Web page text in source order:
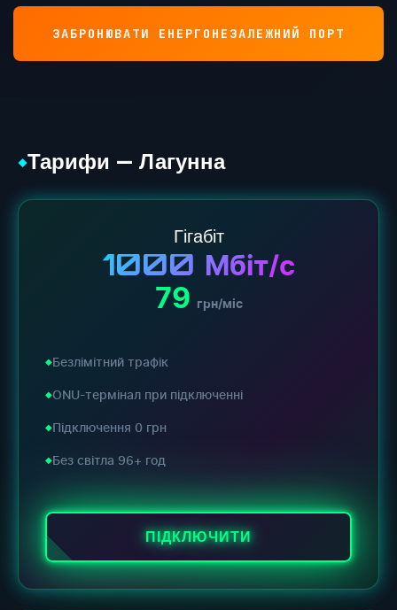
ЗАБРОНЮВАТИ ЕНЕРГОНЕЗАЛЕЖНИЙ ПОРТ
◆Тарифи — Лагунна
Гігабіт
1000 Мбіт/с
79 грн/міс
Безлімітний трафік
ONU-термінал при підключенні
Підключення 0 грн
Без світла 96+ год
ПІДКЛЮЧИТИ